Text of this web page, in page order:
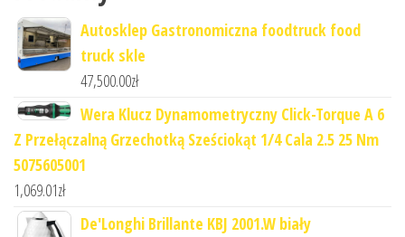
Autosklep Gastronomiczna foodtruck food
truck skle
47,500.00zł
Wera Klucz Dynamometryczny Click-Torque A 6
Z Przełączalną Grzechotką Sześciokąt 1/4 Cala 2.5 25 Nm
5075605001
1,069.01zł
De'Longhi Brillante KBJ 2001.W biały